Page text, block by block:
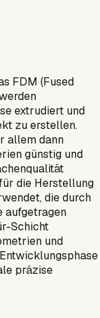
FDM (Fused
extrudiert und
zu erstellen.
allem dann
günstig und
die Herstellung
die durch
aufgetragen
Schicht
und
präzise